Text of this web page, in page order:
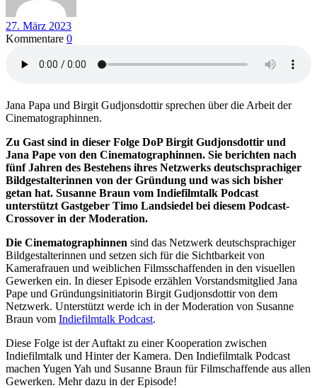
27. März 2023
Kommentare 0
Jana Papa und Birgit Gudjonsdottir sprechen über die Arbeit der
Cinematographinnen.
Zu Gast sind in dieser Folge DoP Birgit Gudjonsdottir und
Jana Pape von den Cinematographinnen. Sie berichten nach
fünf Jahren des Bestehens ihres Netzwerks deutschsprachiger
Bildgestalterinnen von der Gründung und was sich bisher
getan hat. Susanne Braun vom Indiefilmtalk Podcast
unterstützt Gastgeber Timo Landsiedel bei diesem Podcast-
Crossover in der Moderation.
Die Cinematographinnen sind das Netzwerk deutschsprachiger
Bildgestalterinnen und setzen sich für die Sichtbarkeit von
Kamerafrauen und weiblichen Filmsschaffenden in den visuellen
Gewerken ein. In dieser Episode erzählen Vorstandsmitglied Jana
Pape und Gründungsinitiatorin Birgit Gudjonsdottir von dem
Netzwerk. Unterstützt werde ich in der Moderation von Susanne
Braun vom Indiefilmtalk Podcast.
Diese Folge ist der Auftakt zu einer Kooperation zwischen
Indiefilmtalk und Hinter der Kamera. Den Indiefilmtalk Podcast
machen Yugen Yah und Susanne Braun für Filmschaffende aus allen
Gewerken. Mehr dazu in der Episode!